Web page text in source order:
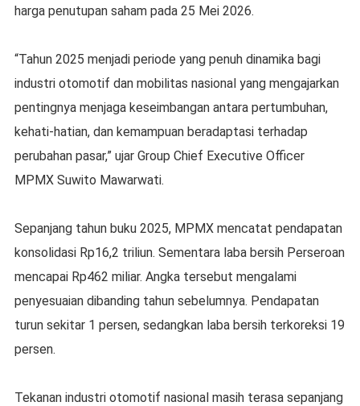
harga penutupan saham pada 25 Mei 2026.
“Tahun 2025 menjadi periode yang penuh dinamika bagi
industri otomotif dan mobilitas nasional yang mengajarkan
pentingnya menjaga keseimbangan antara pertumbuhan,
kehati-hatian, dan kemampuan beradaptasi terhadap
perubahan pasar,” ujar Group Chief Executive Officer
MPMX Suwito Mawarwati.
Sepanjang tahun buku 2025, MPMX mencatat pendapatan
konsolidasi Rp16,2 triliun. Sementara laba bersih Perseroan
mencapai Rp462 miliar. Angka tersebut mengalami
penyesuaian dibanding tahun sebelumnya. Pendapatan
turun sekitar 1 persen, sedangkan laba bersih terkoreksi 19
persen.
Tekanan industri otomotif nasional masih terasa sepanjang